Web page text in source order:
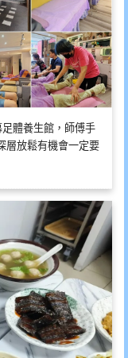
體養生館，師傅手
層放鬆有機會一定要